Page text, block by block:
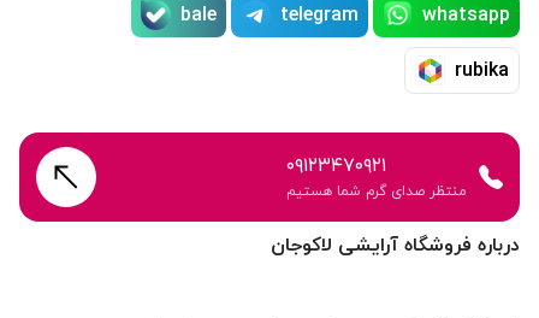
درباره فروشگاه آرایشی لاکوجان
whatsapp
telegram
bale
rubika
۰۹۱۲۳۴۷۰۹۲۱
منتظر صدای گرم شما هستیم